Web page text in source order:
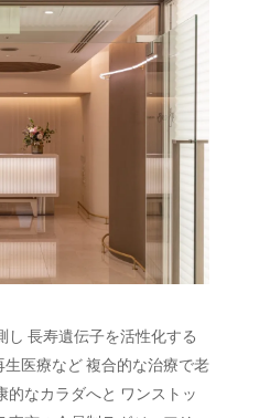
長寿遺伝子を活性化する
医療など 複合的な治療で老
なカラダへと ワンストッ